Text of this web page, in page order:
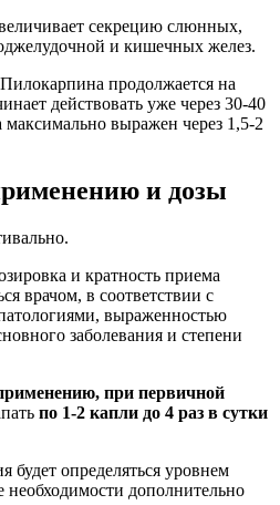
секрецию слюнных,
и кишечных желез.
Пилокарпина продолжается на
действовать уже через 30-40
выражен через 1,5-2
и дозы
и кратность приема
врачом, в соответствии с
выраженностью
заболевания и степени
при первичной
по 1-2 капли до 4 раз в сутки
будет определяться уровнем
необходимости дополнительно